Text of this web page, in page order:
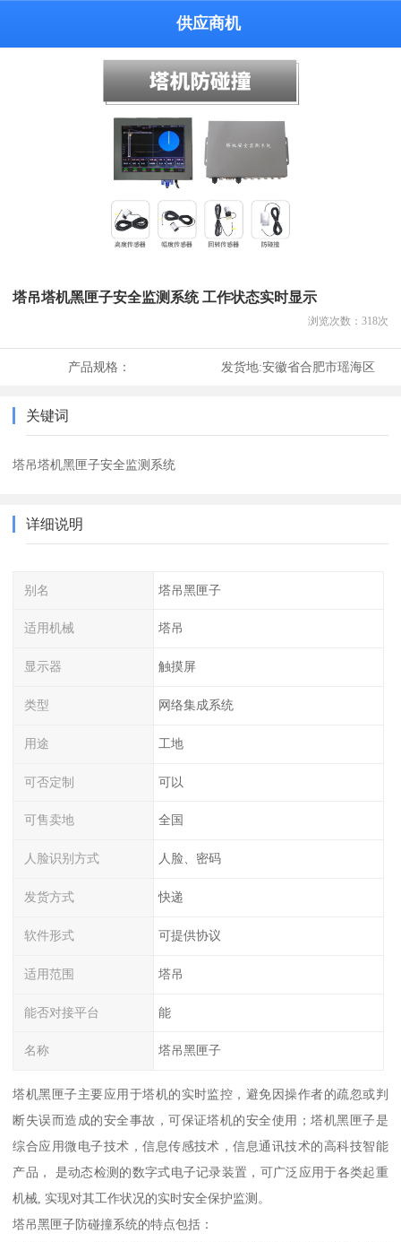
供应商机
塔吊塔机黑匣子安全监测系统 工作状态实时显示
浏览次数： 318次
产品规格： 发货地:安徽省合肥市瑶海区
关键词
塔吊塔机黑匣子安全监测系统
详细说明
别名 塔吊黑匣子
适用机械 塔吊
显示器 触摸屏
类型 网络集成系统
用途 工地
可否定制 可以
可售卖地 全国
人脸识别方式 人脸、密码
发货方式 快递
软件形式 可提供协议
适用范围 塔吊
能否对接平台 能
名称 塔吊黑匣子
塔机黑匣子主要应用于塔机的实时监控，避免因操作者的疏忽或判
断失误而造成的安全事故，可保证塔机的安全使用；塔机黑匣子是
综合应用微电子技术，信息传感技术，信息通讯技术的高科技智能
产品， 是动态检测的数字式电子记录装置，可广泛应用于各类起重
机械, 实现对其工作状况的实时安全保护监测。
塔吊黑匣子防碰撞系统的特点包括：